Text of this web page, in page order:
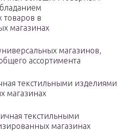
товаров в
магазинах
магазинов,
ассортимента
текстильными изделиями
магазинах
текстильными
магазинах